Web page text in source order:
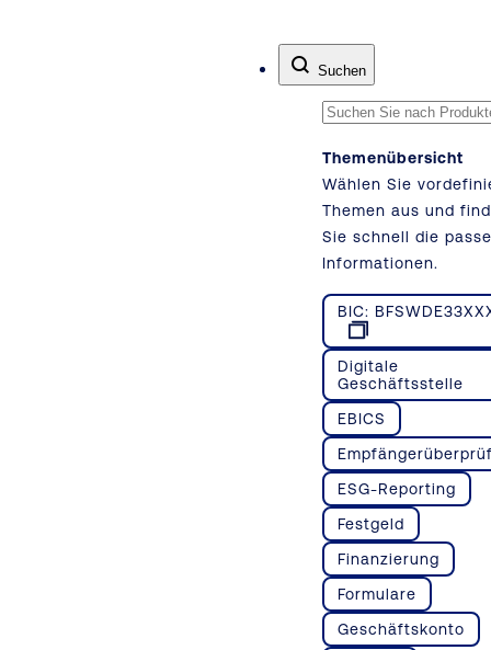
Suchen
Themenübersicht
Wählen Sie
Themen aus und
Sie schnell die
Informationen.
BIC:
Digitale
Geschäftsstelle
EBICS
ESG-Reporting
Festgeld
Finanzierung
Formulare
Geschäftskonto